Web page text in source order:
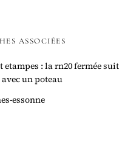
ASSOCIÉES
etampes : la rn20 fermée
un poteau
essonne